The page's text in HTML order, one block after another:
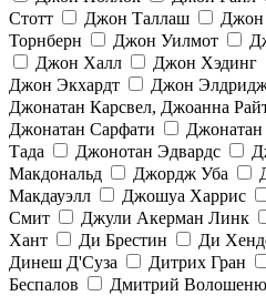
Стотт
Джон Таллаш Джон
Торнберн
Джон Уилмот
Джон Халл
Джон Хэдинг
Джон Экхардт
Джон
Джонатан Карсвел, Джоанна
Джонатан Сарфати
Джонатан
Тада
Джонотан Эдвардс
Макдональд
Джордж Уба
Макдауэлл
Джошуа Харрис
Смит
Джули Акерман Линк
Хант
Ди Брестин Ди
Динеш Д'Суза
Дитрих Гран
Беспалов
Дмитрий